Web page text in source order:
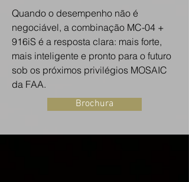
Quando o desempenho não é
negociável, a combinação MC-04 +
916iS é a resposta clara: mais forte,
mais inteligente e pronto para o futuro
sob os próximos privilégios MOSAIC
da FAA.
Brochura